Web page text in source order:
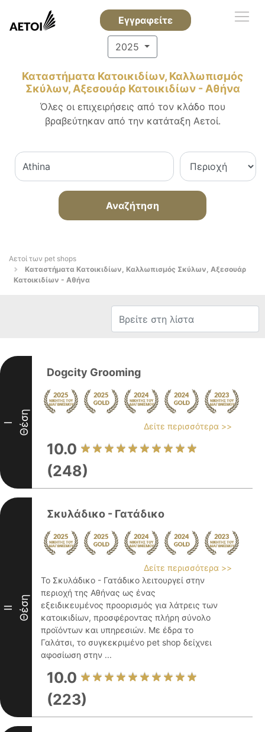
Εγγραφείτε
2025
Καταστήματα Κατοικιδίων, Καλλωπισμός
Σκύλων, Αξεσουάρ Κατοικιδίων - Αθήνα
Όλες οι επιχειρήσεις από τον κλάδο που
βραβεύτηκαν από την κατάταξη Αετοί.
Αναζήτηση
Αετοί των pet shops
Καταστήματα Κατοικιδίων, Καλλωπισμός Σκύλων, Αξεσουάρ
Κατοικιδίων - Αθήνα
I Θέση
Dogcity Grooming
Δείτε περισσότερα >>
10.0
(248)
II Θέση
Σκυλάδικο - Γατάδικο
Δείτε περισσότερα >>
Το Σκυλάδικο - Γατάδικο λειτουργεί στην
περιοχή της Αθήνας ως ένας
εξειδικευμένος προορισμός για λάτρεις των
κατοικιδίων, προσφέροντας πλήρη σύνολο
προϊόντων και υπηρεσιών. Με έδρα το
Γαλάτσι, το συγκεκριμένο pet shop δείχνει
αφοσίωση στην ...
10.0
(223)